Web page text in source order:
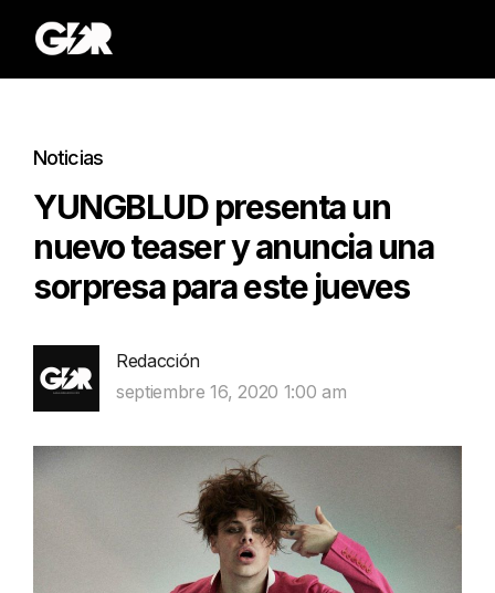
Noticias
YUNGBLUD presenta un
nuevo teaser y anuncia una
sorpresa para este jueves
Redacción
septiembre 16, 2020 1:00 am